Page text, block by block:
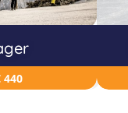
440